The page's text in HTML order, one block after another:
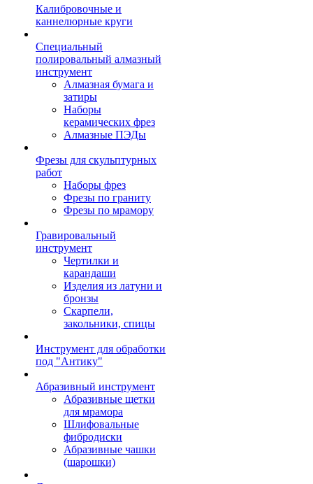
Калибровочные и
каннелюрные круги
Специальный
полировальный алмазный
инструмент
Алмазная бумага и
затиры
Наборы
керамических фрез
Алмазные ПЭДы
Фрезы для скульптурных
работ
Наборы фрез
Фрезы по граниту
Фрезы по мрамору
Гравировальный
инструмент
Чертилки и
карандаши
Изделия из латуни и
бронзы
Скарпели,
закольники, спицы
Инструмент для обработки
под "Антику"
Абразивный инструмент
Абразивные щетки
для мрамора
Шлифовальные
фибродиски
Абразивные чашки
(шарошки)